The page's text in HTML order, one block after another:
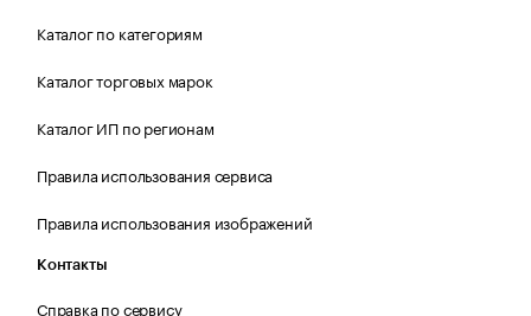
Каталог по категориям
Каталог торговых марок
Каталог ИП по регионам
Правила использования сервиса
Правила использования изображений
Контакты
Справка по сервису